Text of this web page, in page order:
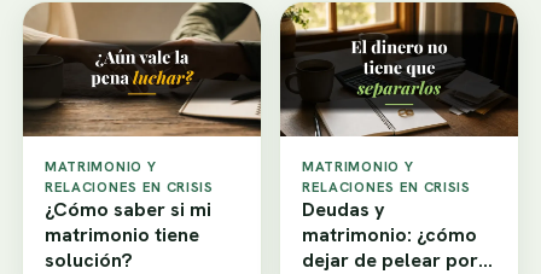
MATRIMONIO Y
RELACIONES EN CRISIS
¿Cómo saber si mi
matrimonio tiene
solución?
MATRIMONIO Y
RELACIONES EN CRISIS
Deudas y
matrimonio: ¿cómo
dejar de pelear por